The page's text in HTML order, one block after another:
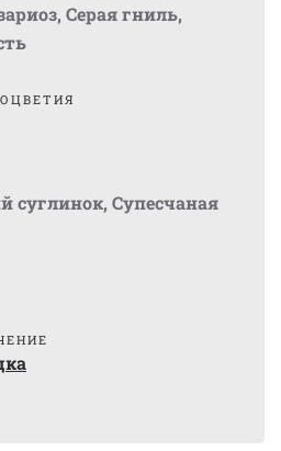
, Серая гниль,
суглинок, Супесчаная